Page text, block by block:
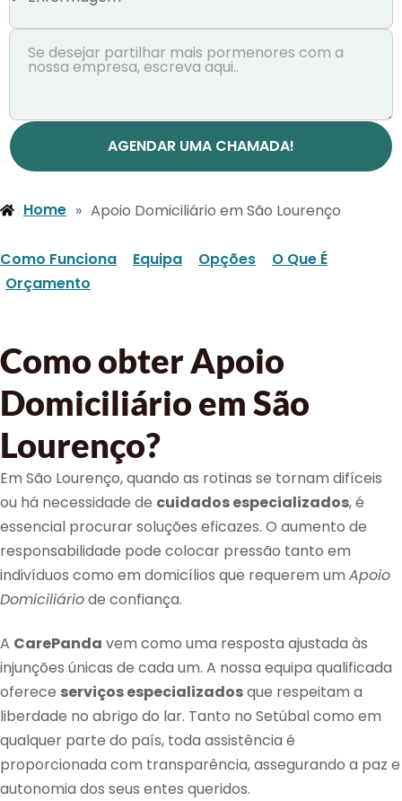
AGENDAR UMA CHAMADA!
Home » Apoio Domiciliário em São Lourenço
Como Funciona Equipa Opções
O Que É
Orçamento
Como obter Apoio
Domiciliário em São
Lourenço?
Em São Lourenço, quando as rotinas se tornam difíceis
ou há necessidade de cuidados especializados, é
essencial procurar soluções eficazes. O aumento de
responsabilidade pode colocar pressão tanto em
indivíduos como em domicílios que requerem um Apoio
Domiciliáriode confiança.
A CarePanda vem como uma resposta ajustada às
injunções únicas de cada um. A nossa equipa qualificada
oferece serviços especializadosque respeitam a
liberdade no abrigo do lar. Tanto no Setúbal como em
qualquer parte do país, toda assistência é
proporcionada com transparência, assegurando a paz e
autonomia dos seus entes queridos.